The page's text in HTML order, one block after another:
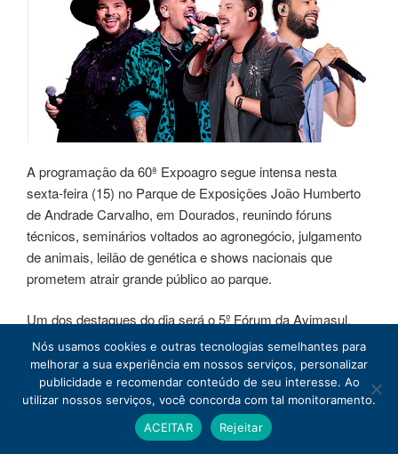
A programação da 60ª Expoagro segue intensa nesta
sexta-feira (15) no Parque de Exposições João Humberto
de Andrade Carvalho, em Dourados, reunindo fóruns
técnicos, seminários voltados ao agronegócio, julgamento
de animais, leilão de genética e shows nacionais que
prometem atrair grande público ao parque.
Um dos destaques do dia será o 5º Fórum da Avimasul,
promovido pela Associação dos Avicultores de Mato
Grosso do Sul em parceria com o Sindicato Rural de
Dourados.
Entre os palestrantes confirmados estão o secretário
estadual Rogério Beretta, representantes da Iagro,
Nós usamos cookies e outras tecnologias semelhantes para
melhorar a sua experiência em nossos serviços, personalizar
publicidade e recomendar conteúdo de seu interesse. Ao
utilizar nossos serviços, você concorda com tal monitoramento.
ACEITAR
Rejeitar